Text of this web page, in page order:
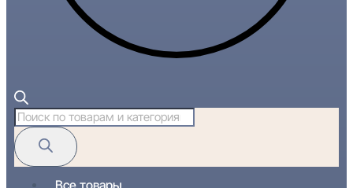
Поиск
товаров
Все товары